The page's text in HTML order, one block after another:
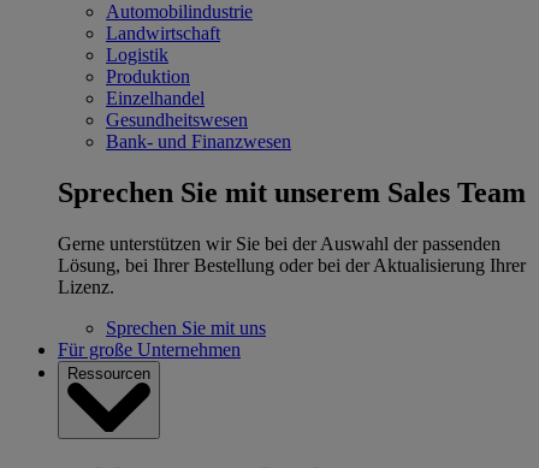
Automobilindustrie
Landwirtschaft
Logistik
Produktion
Einzelhandel
Gesundheitswesen
Bank- und Finanzwesen
Sprechen Sie mit unserem Sales Team
Gerne unterstützen wir Sie bei der Auswahl der passenden
Lösung, bei Ihrer Bestellung oder bei der Aktualisierung Ihrer
Lizenz.
Sprechen Sie mit uns
Für große Unternehmen
Ressourcen